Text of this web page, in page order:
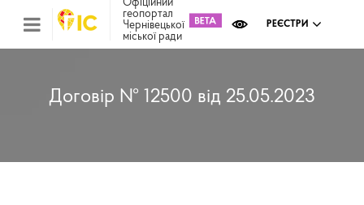
Офіційний
геопортал
Чернівецької
міської ради
РЕЄСТРИ
Договір № 12500 від 25.05.2023